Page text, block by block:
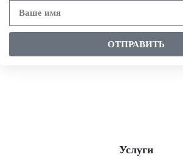
ОТПРАВИТЬ
Услуги